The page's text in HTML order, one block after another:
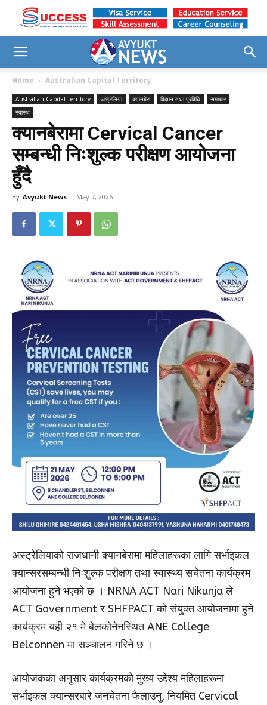
Home Australian Capital Territory
Australian Capital Territory अष्ट्रेलिया क्यानबेरा विज्ञान तथा प्रविधि
समाचार
स्वास्थ
क्यानबेरामा Cervical Cancer
सम्बन्धी निःशुल्क परीक्षण आयोजना
हुँदै
By Avyukt News - May 7, 2026
अस्ट्रेलियाको राजधानी क्यानबेरामा महिलाहरूका लागि सर्भाइकल
क्यान्सरसम्बन्धी निःशुल्क परीक्षण तथा स्वास्थ्य सचेतना कार्यक्रम
आयोजना हुने भएको छ । NRNA ACT Nari Nikunja ले
ACT Government र SHFPACT को संयुक्त आयोजनामा हुने
कार्यक्रम यही २१ मे बेलकोनेनस्थित ANE College
Belconnen मा सञ्चालन गरिने छ ।
आयोजकका अनुसार कार्यक्रमको मुख्य उद्देश्य महिलाहरूमा
सर्भाइकल क्यान्सरबारे जनचेतना फैलाउनु, नियमित Cervical